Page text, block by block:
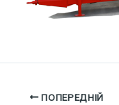
ПОПЕРЕДНІЙ